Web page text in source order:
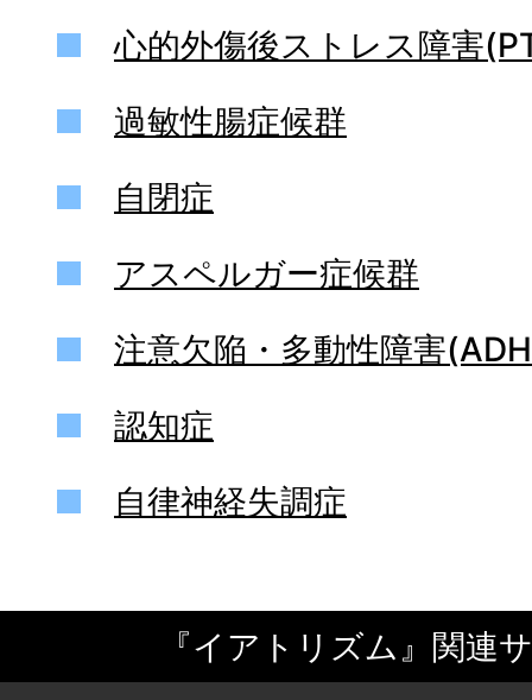
心的外傷後ストレス障害
過敏性腸症候群
自閉症
アスペルガー症候群
注意欠陥・多動性障害
認知症
自律神経失調症
『イアトリズム』関連